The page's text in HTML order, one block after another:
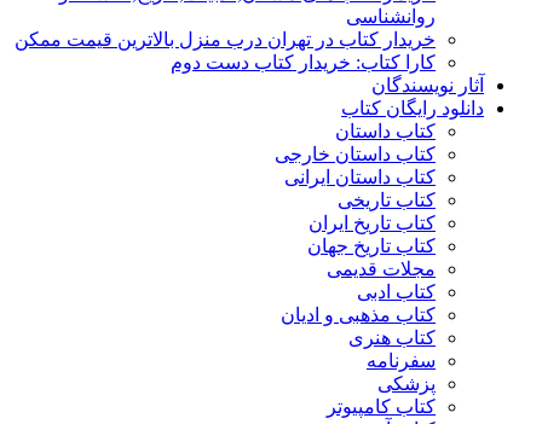
روانشناسی
خریدار کتاب در تهران درب منزل بالاترین قیمت ممکن
کارا کتاب: خریدار کتاب دست دوم
آثار نویسندگان
دانلود رایگان کتاب
کتاب داستان
کتاب داستان خارجی
کتاب داستان ایرانی
کتاب تاریخی
کتاب تاریخ ایران
کتاب تاریخ جهان
مجلات قدیمی
کتاب ادبی
کتاب مذهبی و ادیان
کتاب هنری
سفرنامه
پزشکی
کتاب کامپیوتر